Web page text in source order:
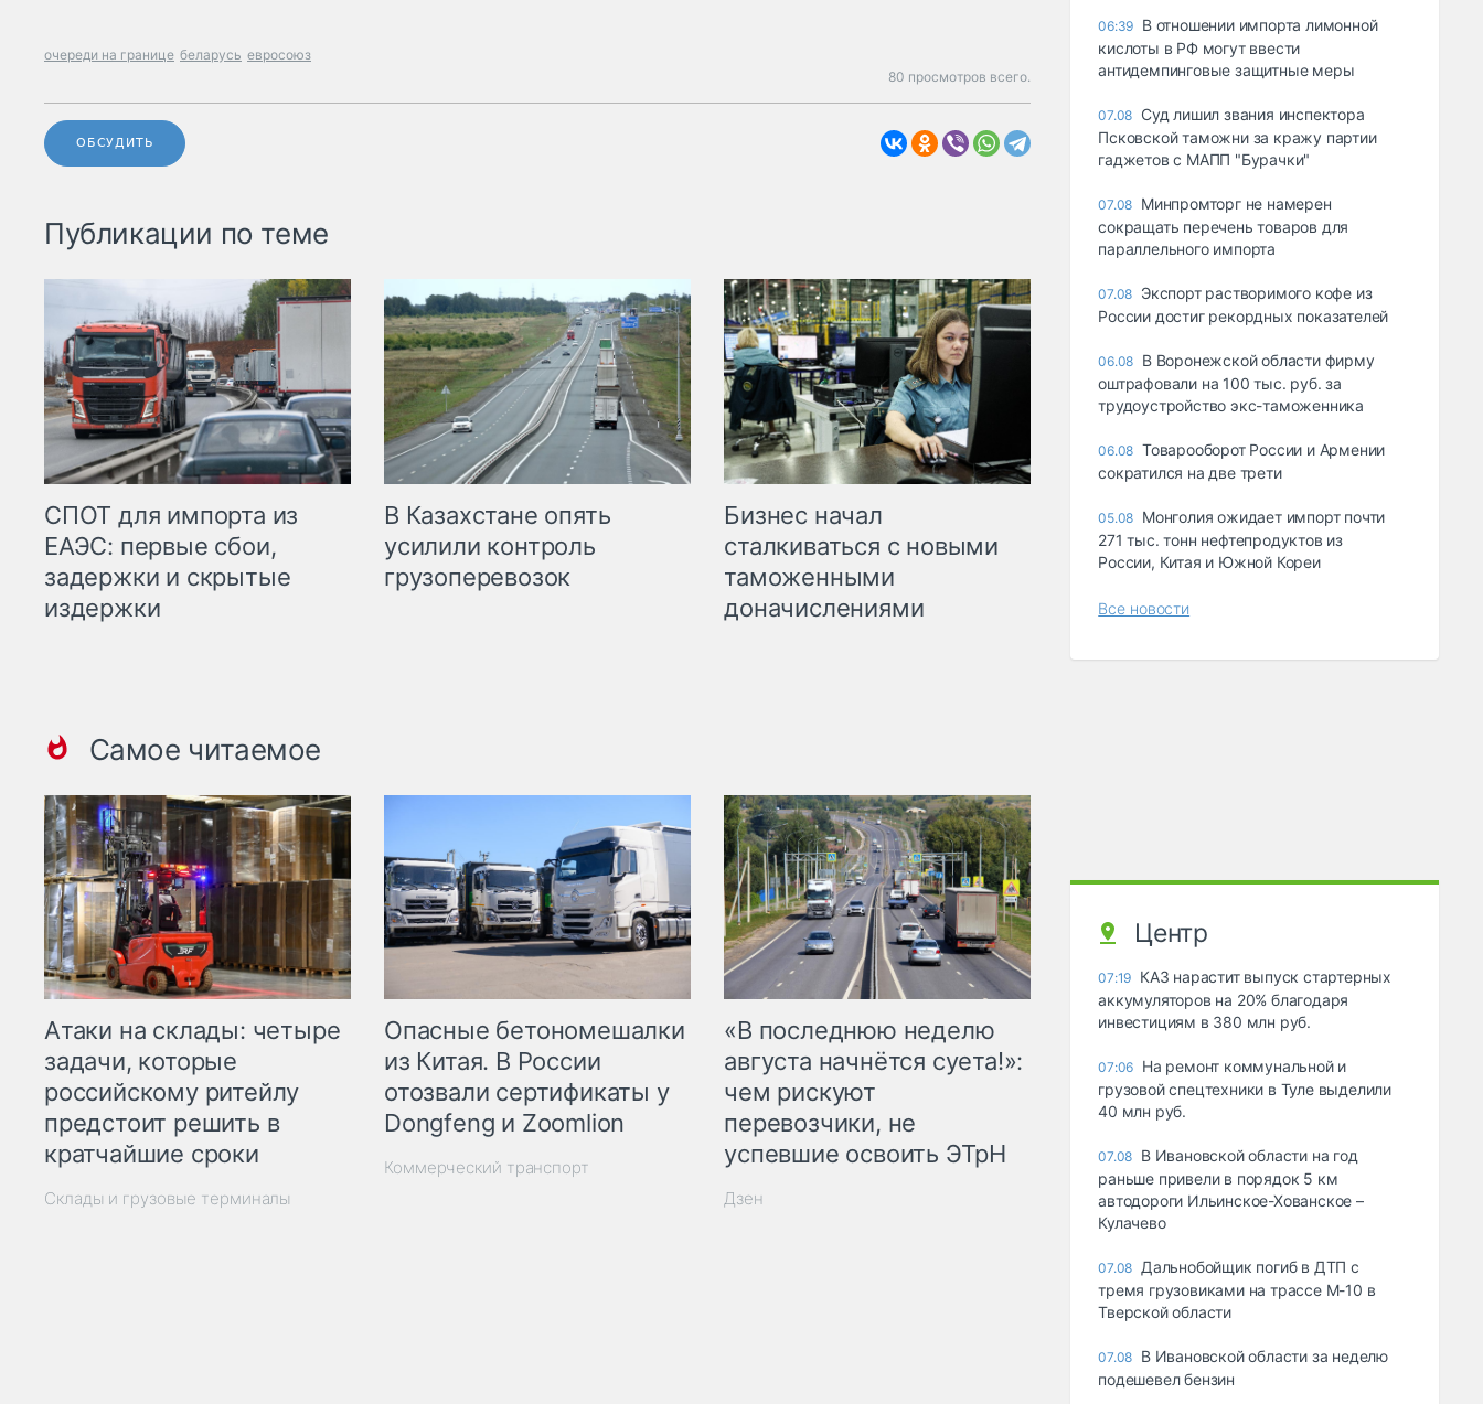
очереди на границе беларусь евросоюз
80 просмотров всего.
ОБСУДИТЬ
Публикации по теме
СПОТ для импорта из
ЕАЭС: первые сбои,
задержки и скрытые
издержки
В Казахстане опять
усилили контроль
грузоперевозок
Бизнес начал
сталкиваться с новыми
таможенными
доначислениями
Самое читаемое
Атаки на склады: четыре
задачи, которые
российскому ритейлу
предстоит решить в
кратчайшие сроки
Склады и грузовые терминалы
Опасные бетономешалки
из Китая. В России
отозвали сертификаты у
Dongfeng и Zoomlion
Коммерческий транспорт
«В последнюю неделю
августа начнётся суета!»:
чем рискуют
перевозчики, не
успевшие освоить ЭТрН
Дзен
06:39 В отношении импорта лимонной
кислоты в РФ могут ввести
антидемпинговые защитные меры
07.08 Суд лишил звания инспектора
Псковской таможни за кражу партии
гаджетов с МАПП "Бурачки"
07.08 Минпромторг не намерен
сокращать перечень товаров для
параллельного импорта
07.08 Экспорт растворимого кофе из
России достиг рекордных показателей
06.08 В Воронежской области фирму
оштрафовали на 100 тыс. руб. за
трудоустройство экс-таможенника
06.08 Товарооборот России и Армении
сократился на две трети
05.08 Монголия ожидает импорт почти
271 тыс. тонн нефтепродуктов из
России, Китая и Южной Кореи
Все новости
Центр
07:19 КАЗ нарастит выпуск стартерных
аккумуляторов на 20% благодаря
инвестициям в 380 млн руб.
07:06 На ремонт коммунальной и
грузовой спецтехники в Туле выделили
40 млн руб.
07.08 В Ивановской области на год
раньше привели в порядок 5 км
автодороги Ильинское-Хованское –
Кулачево
07.08 Дальнобойщик погиб в ДТП с
тремя грузовиками на трассе М-10 в
Тверской области
07.08 В Ивановской области за неделю
подешевел бензин